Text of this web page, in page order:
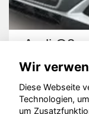
Audi Q2
©
Wir
Diese Webseite
Technologien,
um